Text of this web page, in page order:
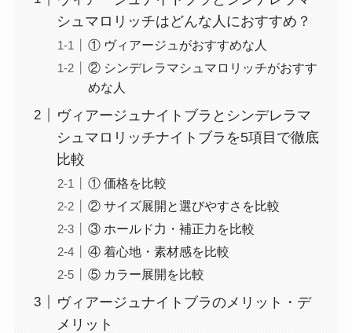
シュマロリッチはどんな人におすすめ？
① ヴィアージュがおすすめな人
② シンデレラマシュマロリッチがおすす
めな人
ヴィアージュナイトブラとシンデレラマ
シュマロリッチナイトブラを5項目で徹底
比較
① 価格を比較
② サイズ展開と選びやすさを比較
③ ホールド力・補正力を比較
④ 着心地・素材感を比較
⑤ カラー展開を比較
ヴィアージュナイトブラのメリット・デ
メリット